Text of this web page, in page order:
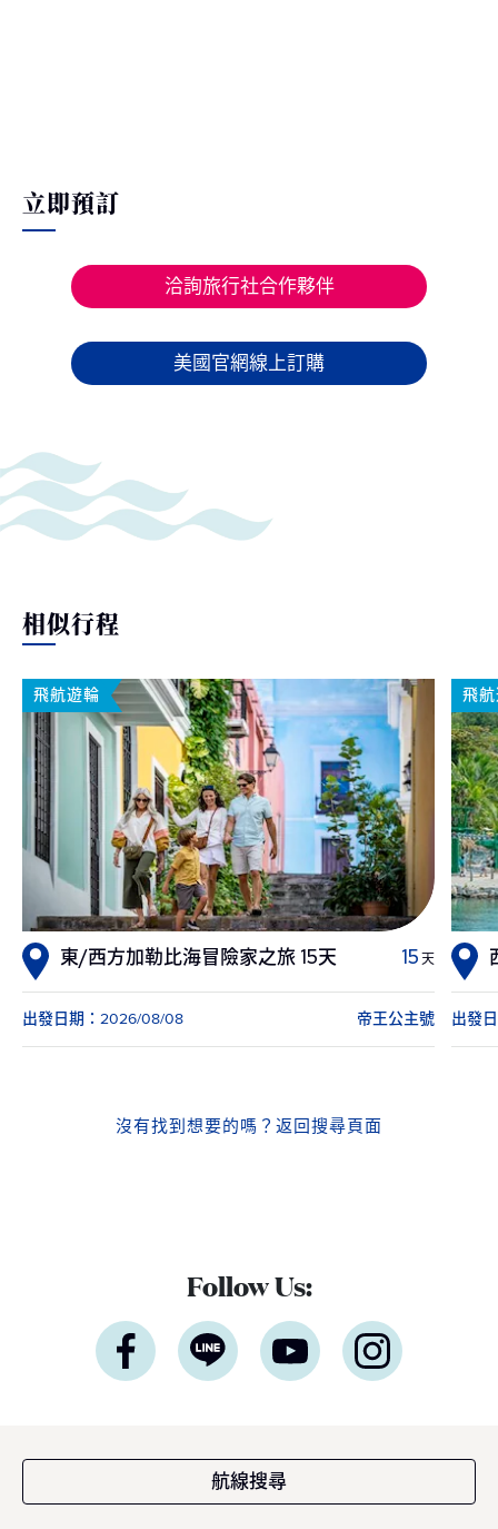
立即預訂
洽詢旅行社合作夥伴
美國官網線上訂購
相似行程
飛航遊輪
東/西方加勒比海冒險家之旅 15天 15 天
出發日期：2026/08/08 帝王公主號
飛
出發
沒有找到想要的嗎？ 返回搜尋頁面
Follow Us:
航線搜尋